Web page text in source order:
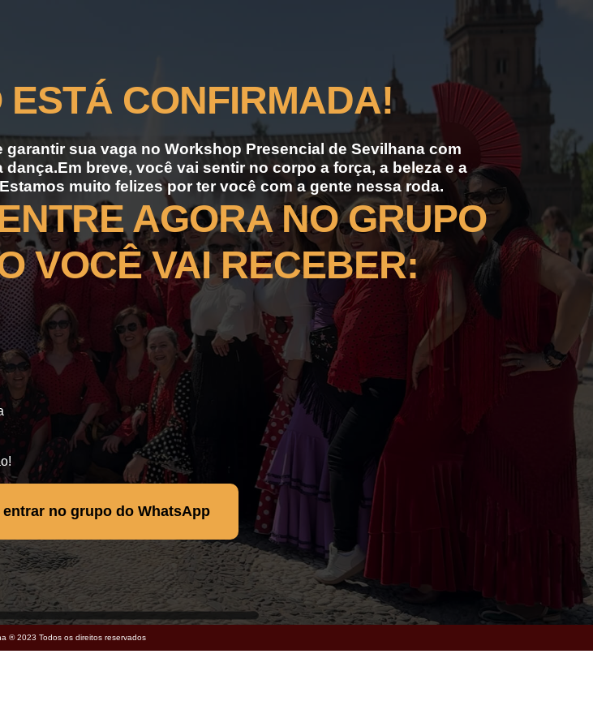
CONFIRMADA!
sua vaga no Workshop Presencial de Sevilhana com
breve, você vai sentir no corpo a força, a beleza e a
muito felizes por ter você com a gente nessa roda.
AGORA NO GRUPO
VOCÊ VAI RECEBER:
no grupo do WhatsApp
® 2023 Todos os direitos reservados